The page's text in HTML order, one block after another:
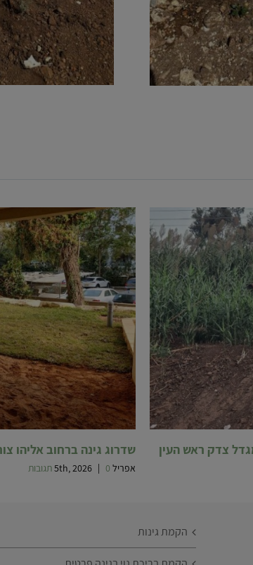
שדרוג גינה ברחוב אליהו צורי 14 תל-
אפריל 5th, 2026 0 תגובות
צדק ראש העין
הקמת גינות